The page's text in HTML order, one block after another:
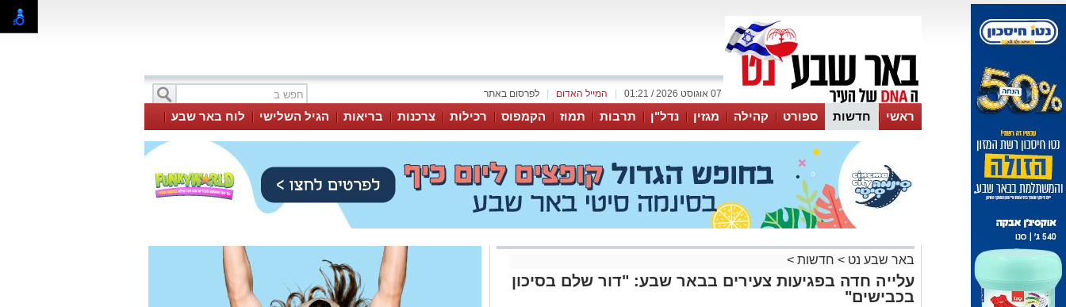
לפרסום באתר המייל האדום 07 אוגוסט 2026 / 01:21
ראשי חדשות ספורט קהילה מגזין נדל"ן תרבות תמוז הקמפוס רכילות צרכנות בריאות הגיל השלישי
לוח באר שבע
טיפים והמלצות
באר שבע נט > חדשות >
עלייה חדה בפגיעות צעירים בבאר שבע: "דור שלם בסיכון
בכבישים"